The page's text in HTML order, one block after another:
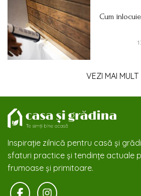
Cum
VEZI MAI MULT
Inspirație zilnică pentru casă și
sfaturi practice și tendințe actuale
frumoase și primitoare.